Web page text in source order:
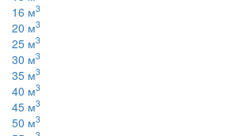
16 м3
20 м3
25 м3
30 м3
35 м3
40 м3
45 м3
50 м3